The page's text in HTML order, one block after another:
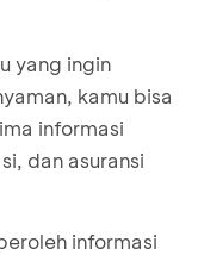
yang ingin
kamu bisa
informasi
dan asuransi
informasi